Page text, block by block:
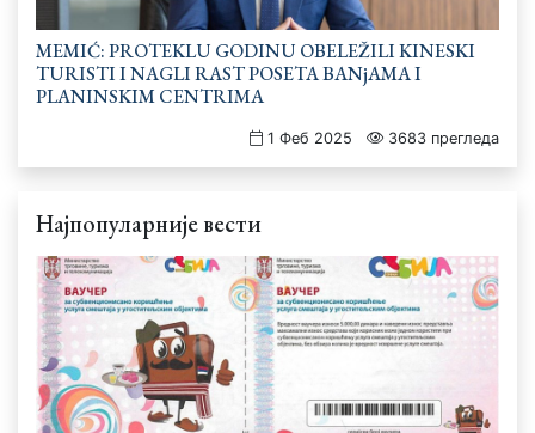
MEMIĆ: PROTEKLU GODINU OBELEŽILI KINESKI
TURISTI I NAGLI RAST POSETA BANjAMA I
PLANINSKIM CENTRIMA
1 Феб 2025 3683 прегледа
Најпопуларније вести